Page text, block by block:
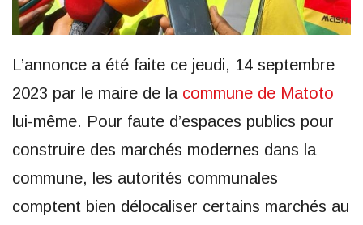
L’annonce a été faite ce jeudi, 14 septembre
2023 par le maire de la commune de Matoto
lui-même. Pour faute d’espaces publics pour
construire des marchés modernes dans la
commune, les autorités communales
comptent bien délocaliser certains marchés au